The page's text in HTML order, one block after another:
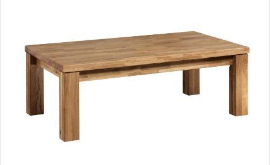
na
stronie
produktu